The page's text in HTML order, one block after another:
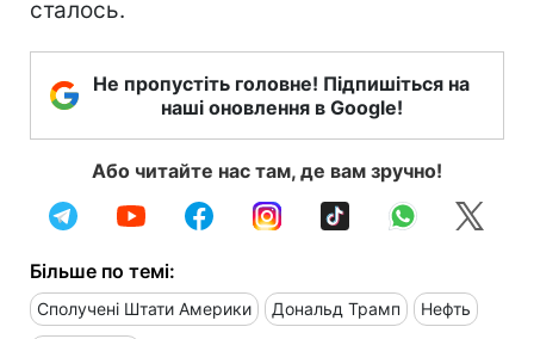
сталось.
Не пропустіть головне! Підпишіться на
наші оновлення в Google!
Або читайте нас там, де вам зручно!
Більше по темі:
Сполучені Штати Америки Дональд Трамп Нефть